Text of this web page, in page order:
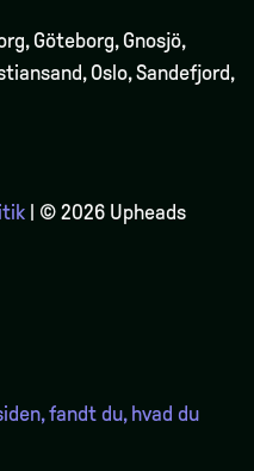
Göteborg, Gnosjö,
Oslo, Sandefjord,
| © 2026 Upheads
fandt du, hvad du